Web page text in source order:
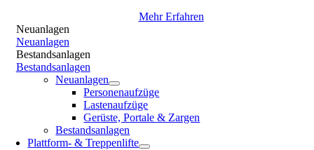
Mehr Erfahren
Neuanlagen
Neuanlagen
Bestandsanlagen
Bestandsanlagen
Neuanlagen
Personenaufzüge
Lastenaufzüge
Gerüste, Portale & Zargen
Bestandsanlagen
Plattform- & Treppenlifte